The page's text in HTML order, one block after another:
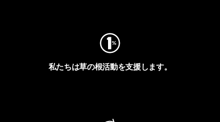
私たちは草の根活動を支援します。